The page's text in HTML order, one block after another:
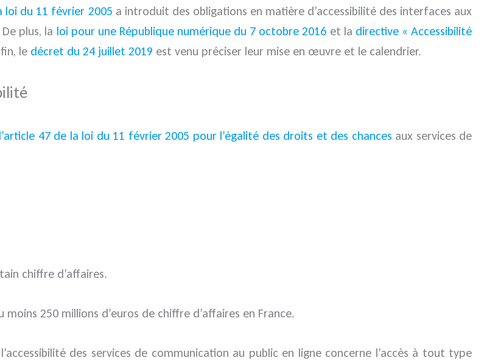
loi du 11 février 2005 a introduit des obligations en matière d’accessibilité des interfaces aux
plus, la loi pour une République numérique du 7 octobre 2016 et la directive « Accessibilité
le décret du 24 juillet 2019 est venu préciser leur mise en œuvre et le calendrier.
l’article 47 de la loi du 11 février 2005 pour l’égalité des droits et des chances aux services de
chiffre d’affaires.
moins 250 millions d’euros de chiffre d’affaires en France.
des services de communication au public en ligne concerne l’accès à tout type